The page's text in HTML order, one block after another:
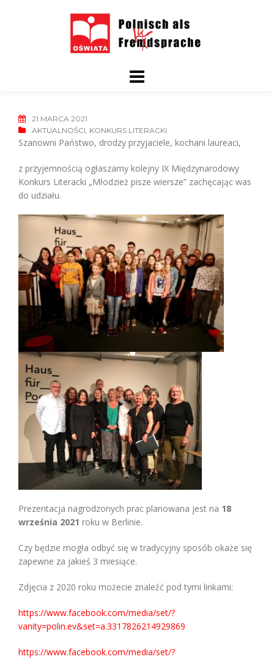
21 MARCA 2021
AKTUALNOŚCI, KONKURS LITERACKI
Szanowni Państwo, drodzy przyjaciele, kochani laureaci,
z przyjemnością ogłaszamy kolejny IX Międzynarodowy
Konkurs Literacki „Młodzież pisze wiersze” zachęcając was
do udziału.
Prezentacja nagrodzonych prac planowana jest na 18
września 2021 roku w Berlinie.
Czy będzie mogła odbyć się w tradycyjny sposób okaże się
zapewne za jakieś 3 miesiące.
Zdjęcia z 2020 roku możecie znaleźć pod tymi linkami:
https://www.facebook.com/media/set/?
vanity=polin.ev&set=a.3317826214929869
https://www.facebook.com/media/set/?